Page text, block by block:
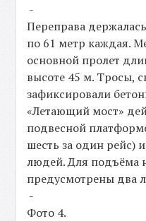
-
Переправа
по 61 метр каждая.
основной пролет
высоте 45 м. Тросы,
зафиксировали
«Летающий мост»
подвесной
шесть за один рейс)
людей. Для подъёма
предусмотрены два
-
Фото 4.